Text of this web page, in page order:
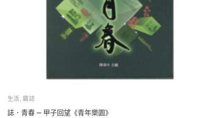
生活,雜誌
誌．青春 — 甲子回望《青年樂園》